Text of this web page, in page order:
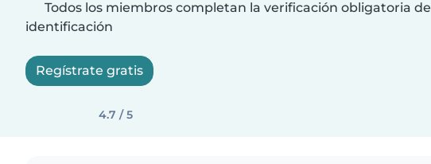
Todos los miembros completan la verificación obligatoria de
identificación
Regístrate gratis
4.7 / 5